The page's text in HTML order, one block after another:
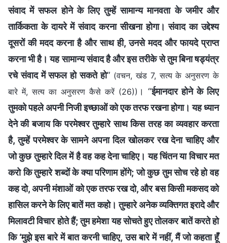
संवाद में सफल होने के लिए तुम्हें सामान्य मानवता के जमीर और
तार्किकता के दायरे में संवाद करना सीखना होगा। संवाद का उद्देश्य
दूसरों की मदद करना है और साथ ही, उनसे मदद और फायदे प्राप्त
करना भी है। यह सामान्य संवाद है और इस तरीके से तुम बिना षड्यंत्र
रचे संवाद में सफल हो सकते हो” (वचन, खंड 7, सत्य के अनुसरण के
बारे में, सत्य का अनुसरण कैसे करें (26)) । “ईमानदार होने के लिए
तुमको पहले अपनी निजी इच्छाओं को एक तरफ रखना होगा। यह ध्यान
देने की बजाय कि परमेश्वर तुम्हारे साथ किस तरह का व्यवहार करता
है, तुम्हें परमेश्वर के सामने अपना दिल खोलकर रख देना चाहिए और
जो कुछ तुम्हारे दिल में है वह कह देना चाहिए। यह चिंतन या विचार मत
करो कि तुम्हारे शब्दों के क्या परिणाम होंगे; जो कुछ तुम सोच रहे हो वह
कह दो, अपनी मंशाओं को एक तरफ रख दो, और बस किसी मकसद को
हासिल करने के लिए बातें मत कहो। तुम्हारे अनेक व्यक्तिगत इरादे और
मिलावटी विचार होते हैं; तुम हमेशा यह सोचते हुए तोलकर बातें करते हो
कि ‘मुझे इस बारे में बात करनी चाहिए, उस बारे में नहीं, मैं जो कहता हूँ